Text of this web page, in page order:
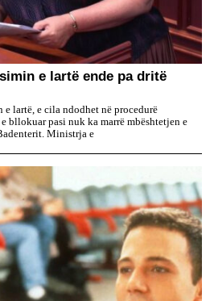
e lartë ende pa dritë
lartë, e cila ndodhet në procedurë
bllokuar pasi nuk ka marrë mbështetjen e
Ministrja e